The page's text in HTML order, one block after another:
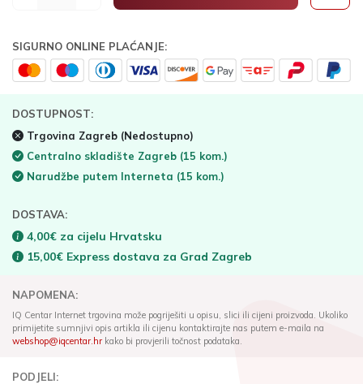
SIGURNO ONLINE PLAĆANJE:
DOSTUPNOST:
Trgovina Zagreb (Nedostupno)
Centralno skladište Zagreb (15 kom.)
Narudžbe putem Interneta (15 kom.)
DOSTAVA:
4,00€ za cijelu Hrvatsku
15,00€ Express dostava za Grad Zagreb
NAPOMENA:
IQ Centar Internet trgovina može pogriješiti u opisu, slici ili cijeni proizvoda. Ukoliko
primijetite sumnjivi opis artikla ili cijenu kontaktirajte nas putem e-maila na
webshop@iqcentar.hrkako bi provjerili točnost podataka.
PODJELI: